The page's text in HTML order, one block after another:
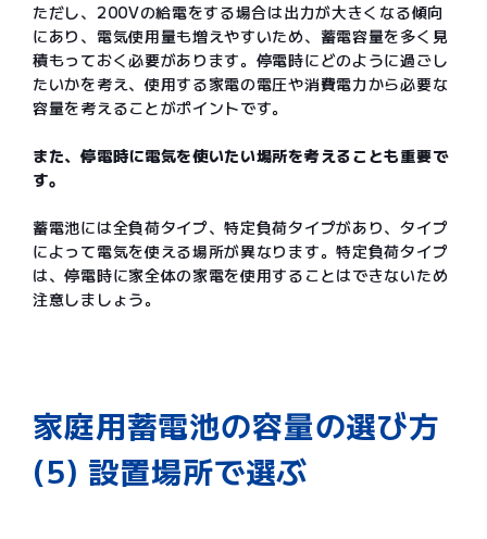
ただし、200Vの給電をする場合は出力が大きくなる傾向
にあり、電気使用量も増えやすいため、蓄電容量を多く見
積もっておく必要があります。停電時にどのように過ごし
たいかを考え、使用する家電の電圧や消費電力から必要な
容量を考えることがポイントです。
また、停電時に電気を使いたい場所を考えることも重要で
す。
蓄電池には全負荷タイプ、特定負荷タイプがあり、タイプ
によって電気を使える場所が異なります。特定負荷タイプ
は、停電時に家全体の家電を使用することはできないため
注意しましょう。
家庭用蓄電池の容量の選び方
(5) 設置場所で選ぶ